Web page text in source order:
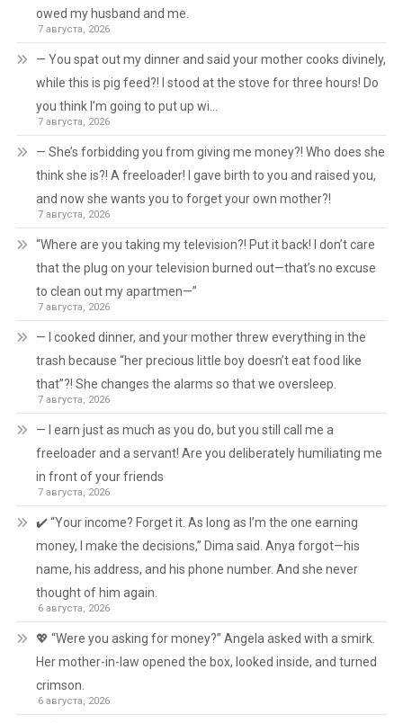
owed my husband and me.
7 августа, 2026
— You spat out my dinner and said your mother cooks divinely,
while this is pig feed?! I stood at the stove for three hours! Do
you think I’m going to put up wi…
7 августа, 2026
— She’s forbidding you from giving me money?! Who does she
think she is?! A freeloader! I gave birth to you and raised you,
and now she wants you to forget your own mother?!
7 августа, 2026
“Where are you taking my television?! Put it back! I don’t care
that the plug on your television burned out—that’s no excuse
to clean out my apartmen—”
7 августа, 2026
— I cooked dinner, and your mother threw everything in the
trash because “her precious little boy doesn’t eat food like
that”?! She changes the alarms so that we oversleep.
7 августа, 2026
— I earn just as much as you do, but you still call me a
freeloader and a servant! Are you deliberately humiliating me
in front of your friends
7 августа, 2026
✔️ “Your income? Forget it. As long as I’m the one earning
money, I make the decisions,” Dima said. Anya forgot—his
name, his address, and his phone number. And she never
thought of him again.
6 августа, 2026
💖 “Were you asking for money?” Angela asked with a smirk.
Her mother-in-law opened the box, looked inside, and turned
crimson.
6 августа, 2026